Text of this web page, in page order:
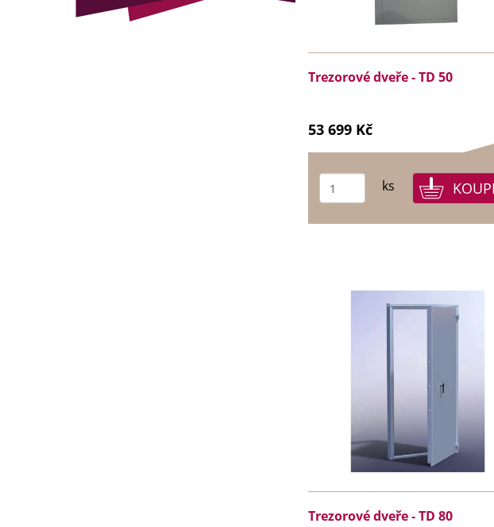
Trezorové dveře - TD 50
53 699 Kč
ks
Trezorové dveře - TD 80